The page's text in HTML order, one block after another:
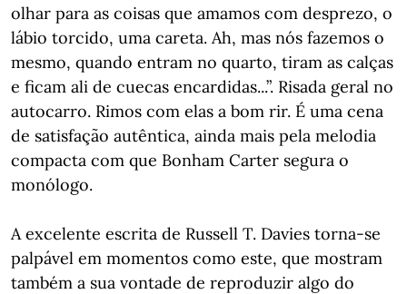
olhar para as coisas que amamos com desprezo, o
lábio torcido, uma careta. Ah, mas nós fazemos o
mesmo, quando entram no quarto, tiram as calças
e ficam ali de cuecas encardidas...”. Risada geral no
autocarro. Rimos com elas a bom rir. É uma cena
de satisfação autêntica, ainda mais pela melodia
compacta com que Bonham Carter segura o
monólogo.
A excelente escrita de Russell T. Davies torna-se
palpável em momentos como este, que mostram
também a sua vontade de reproduzir algo do